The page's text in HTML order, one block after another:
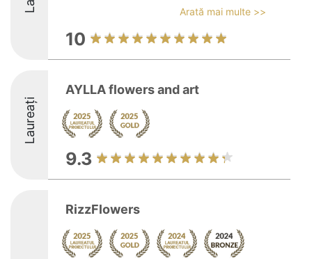
Arată mai multe >>
10
Laureați
AYLLA flowers and art
9.3
RizzFlowers